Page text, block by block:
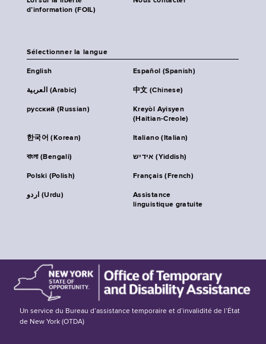
d’information (FOIL)
Sélectionner la langue
English Español (Spanish)
العربية (Arabic) 中文 (Chinese)
русский (Russian)
Kreyòl Ayisyen
(Haitian-Creole)
한국어 (Korean) Italiano (Italian)
বাংলা (Bengali) אידיש (Yiddish)
Polski (Polish) Français (French)
اردو (Urdu)
Assistance
linguistique gratuite
Un service du Bureau d’assistance temporaire et d’invalidité de l’État
de New York (OTDA)